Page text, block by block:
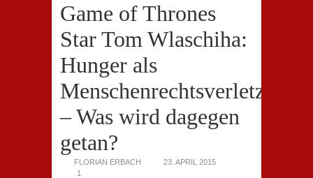
Game of Thrones
Star Tom Wlaschiha:
Hunger als
Menschenrechtsverletzung
– Was wird dagegen
getan?
FLORIAN ERBACH
23. APRIL 2015
1